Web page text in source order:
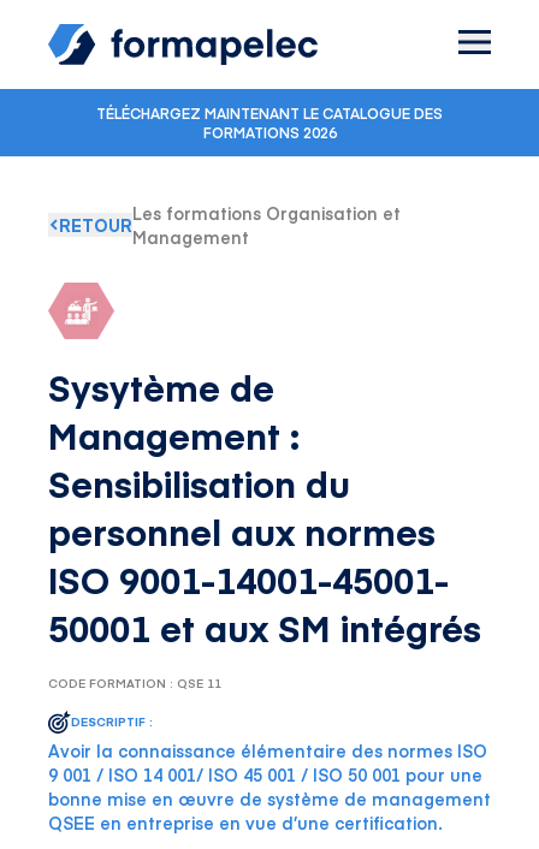
TÉLÉCHARGEZ MAINTENANT LE CATALOGUE DES
FORMATIONS 2026
RETOURLes formations Organisation et
Management
Sysytème de
Management :
Sensibilisation du
personnel aux normes
ISO 9001-14001-45001-
50001 et aux SM intégrés
CODE FORMATION : QSE 11
DESCRIPTIF :
Avoir la connaissance élémentaire des normes ISO
9 001 / ISO 14 001/ ISO 45 001 / ISO 50 001 pour une
bonne mise en œuvre de système de management
QSEE en entreprise en vue d’une certification.